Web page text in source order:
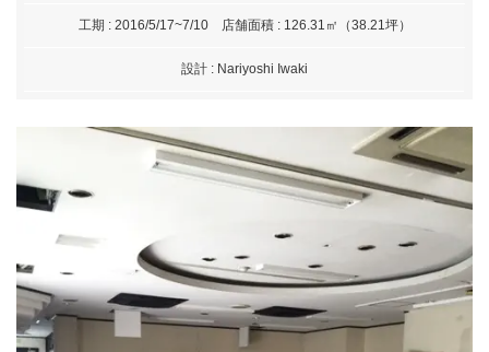
工期 : 2016/5/17~7/10 店舗面積 : 126.31㎡（38.21坪）
設計 : Nariyoshi Iwaki